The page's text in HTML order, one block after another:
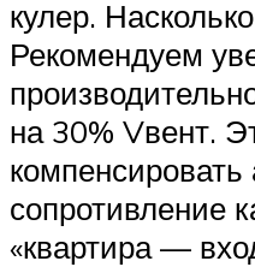
кулер.
Рекомендуем
на 30% Vвент.
сопротивление
«квартира —